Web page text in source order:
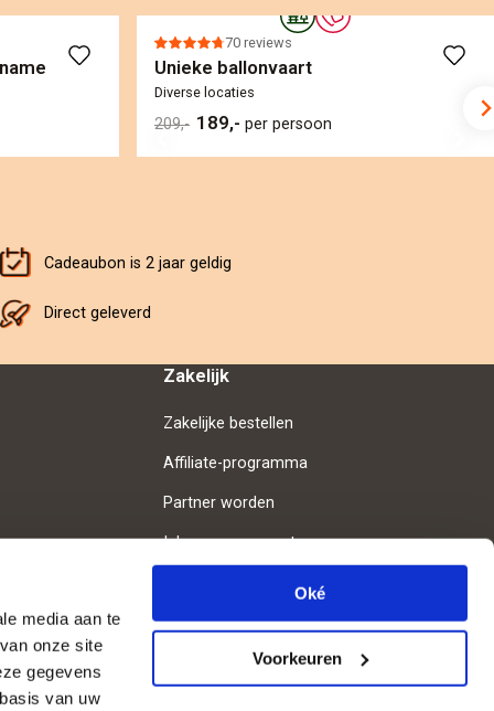
media aan te
onze site
gegevens
van uw
Oké
Voorkeuren
70 reviews
Unieke ballonvaart
Diverse locaties
209,- 189,- per persoon
Cadeaubon is 2 jaar geldig
Direct geleverd
Zakelijk
Zakelijke bestellen
Affiliate-programma
Partner worden
Inloggen voor partners